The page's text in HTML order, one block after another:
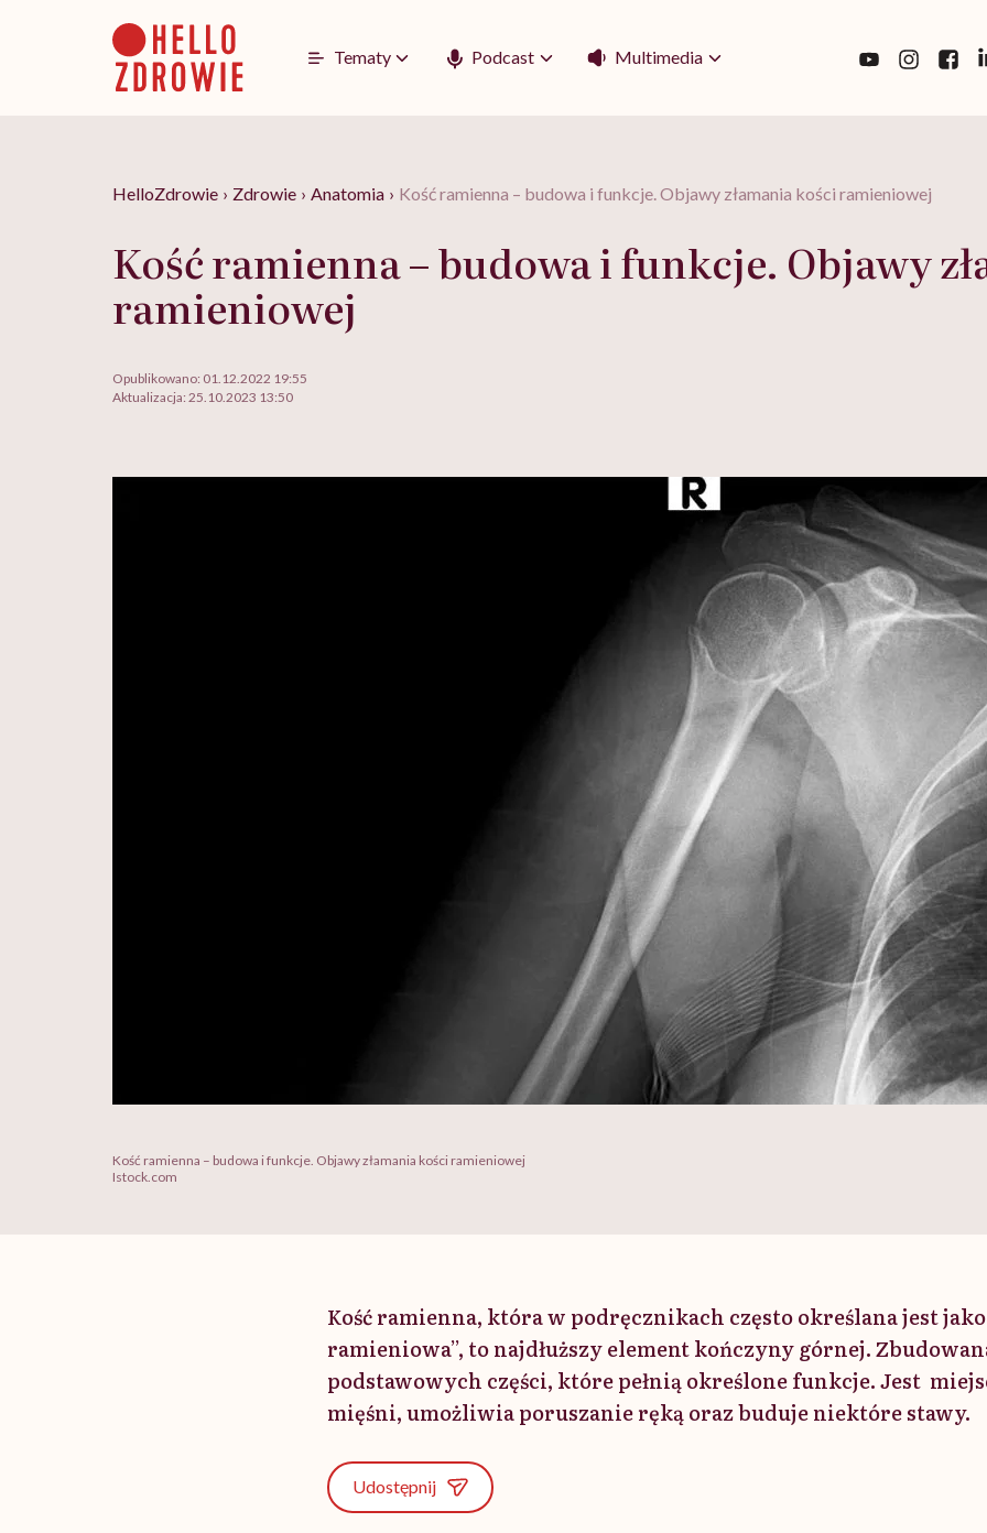
Tematy Podcast Multimedia
HelloZdrowie › Zdrowie › Anatomia › Kość ramienna – budowa i funkcje. Objawy złamania kości ramieniowej
Kość ramienna – budowa i funkcje. Objawy
ramieniowej
Opublikowano: 01.12.2022 19:55
Aktualizacja: 25.10.2023 13:50
Kość ramienna – budowa i funkcje. Objawy złamania kości ramieniowej
Istock.com
Kość ramienna, która w podręcznikach często określana jest jako
ramieniowa”, to najdłuższy element kończyny górnej.
podstawowych części, które pełnią określone funkcje. Jest
mięśni, umożliwia poruszanie ręką oraz buduje niektóre stawy.
Udostępnij